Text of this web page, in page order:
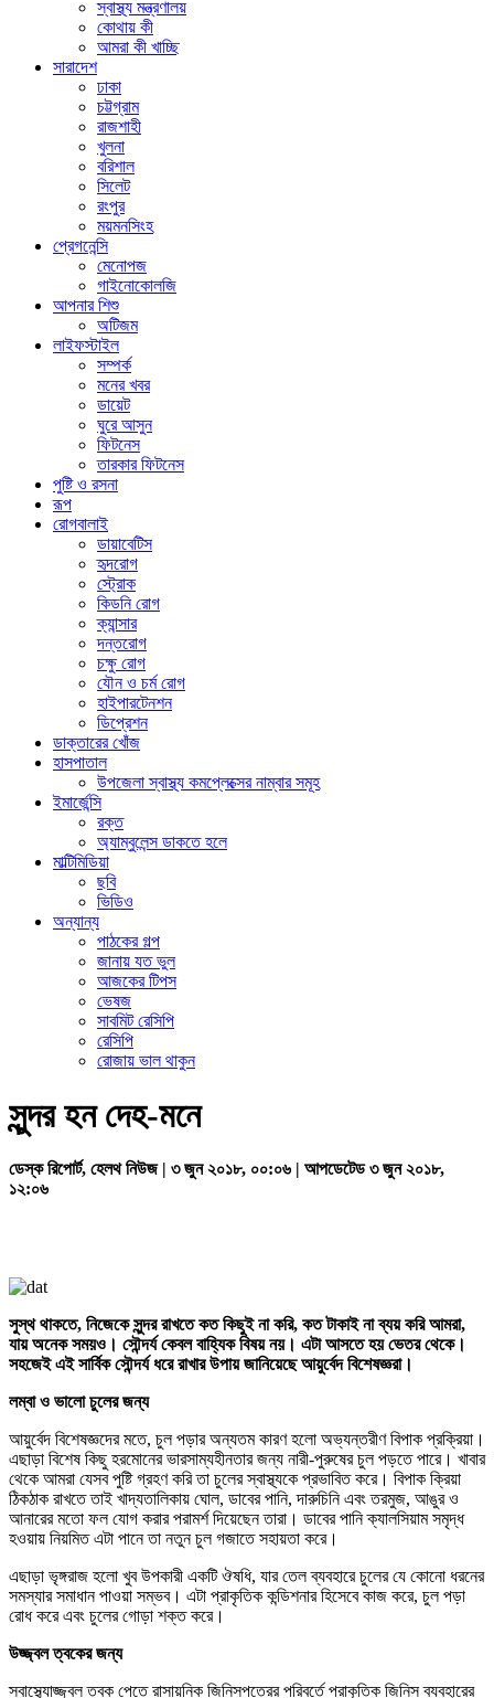
স্বাস্থ্য মন্ত্রণালয়
কোথায় কী
আমরা কী খাচ্ছি
সারাদেশ
ঢাকা
চট্টগ্রাম
রাজশাহী
খুলনা
বরিশাল
সিলেট
রংপুর
ময়মনসিংহ
প্রেগনেন্সি
মেনোপজ
গাইনোকোলজি
আপনার শিশু
অটিজম
লাইফস্টাইল
সম্পর্ক
মনের খবর
ডায়েট
ঘুরে আসুন
ফিটনেস
তারকার ফিটনেস
পুষ্টি ও রসনা
রূপ
রোগবালাই
ডায়াবেটিস
হৃদরোগ
স্ট্রোক
কিডনি রোগ
ক্যান্সার
দন্তরোগ
চক্ষু রোগ
যৌন ও চর্ম রোগ
হাইপারটেনশন
ডিপ্রেশন
ডাক্তারের খোঁজ
হাসপাতাল
উপজেলা স্বাস্থ্য কমপ্লেক্সের নাম্বার সমূহ
ইমার্জেন্সি
রক্ত
অ্যাম্বুলেন্স ডাকতে হলে
মাল্টিমিডিয়া
ছবি
ভিডিও
অন্যান্য
পাঠকের গল্প
জানায় যত ভুল
আজকের টিপস
ভেষজ
সাবমিট রেসিপি
রেসিপি
রোজায় ভাল থাকুন
সুন্দর হন দেহ-মনে
ডেস্ক রিপোর্ট, হেলথ নিউজ | ৩ জুন ২০১৮, ০০:০৬ | আপডেটেড ৩ জুন ২০১৮,
১২:০৬
সুস্থ থাকতে, নিজেকে সুন্দর রাখতে কত কিছুই না করি, কত টাকাই না ব্যয় করি আমরা,
যায় অনেক সময়ও। সৌন্দর্য কেবল বাহ্যিক বিষয় নয়। এটা আসতে হয় ভেতর থেকে।
সহজেই এই সার্বিক সৌন্দর্য ধরে রাখার উপায় জানিয়েছে আয়ুর্বেদ বিশেষজ্ঞরা।
লম্বা ও ভালো চুলের জন্য
আয়ুর্বেদ বিশেষজ্ঞদের মতে, চুল পড়ার অন্যতম কারণ হলো অভ্যন্তরীণ বিপাক প্রক্রিয়া।
এছাড়া বিশেষ কিছু হরমোনের ভারসাম্যহীনতার জন্য নারী-পুরুষের চুল পড়তে পারে। খাবার
থেকে আমরা যেসব পুষ্টি গ্রহণ করি তা চুলের স্বাস্থ্যকে প্রভাবিত করে। বিপাক ক্রিয়া
ঠিকঠাক রাখতে তাই খাদ্যতালিকায় ঘোল, ডাবের পানি, দারুচিনি এবং তরমুজ, আঙুর ও
আনারের মতো ফল যোগ করার পরামর্শ দিয়েছেন তারা। ডাবের পানি ক্যালসিয়াম সমৃদ্ধ
হওয়ায় নিয়মিত এটা পানে তা নতুন চুল গজাতে সহায়তা করে।
এছাড়া ভৃঙ্গরাজ হলো খুব উপকারী একটি ঔষধি, যার তেল ব্যবহারে চুলের যে কোনো ধরনের
সমস্যার সমাধান পাওয়া সম্ভব। এটা প্রাকৃতিক কন্ডিশনার হিসেবে কাজ করে, চুল পড়া
রোধ করে এবং চুলের গোড়া শক্ত করে।
উজ্জ্বল ত্বকের জন্য
স্বাস্থ্যোজ্জ্বল ত্বক পেতে রাসায়নিক জিনিসপত্রের পরিবর্তে প্রাকৃতিক জিনিস ব্যবহারের